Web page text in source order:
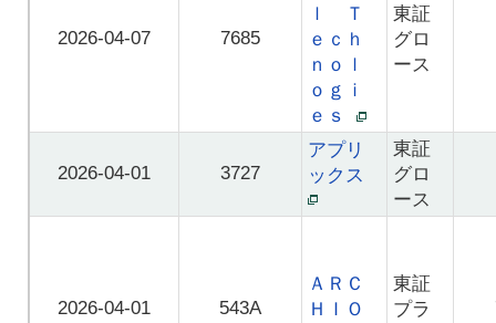
2026-04-07 7685
ｌ Ｔ
ｅｃｈ
ｎｏｌ
ｏｇｉ
ｅｓ
東証
グロ
ース
2026-04-01 3727
アプリ
ックス
東証
グロ
ース
2026-04-01 543A
ＡＲＣ
ＨＩＯ
東証
プラ